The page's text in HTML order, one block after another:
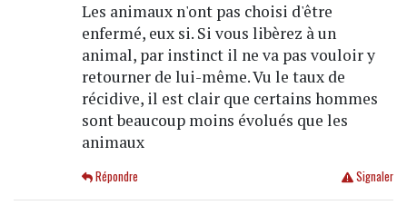
Les animaux n'ont pas choisi d'être
enfermé, eux si. Si vous libèrez à un
animal, par instinct il ne va pas vouloir y
retourner de lui-même. Vu le taux de
récidive, il est clair que certains hommes
sont beaucoup moins évolués que les
animaux
Signaler
Répondre